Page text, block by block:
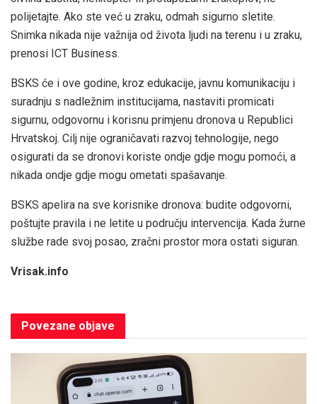
polijetajte. Ako ste već u zraku, odmah sigurno sletite.
Snimka nikada nije važnija od života ljudi na terenu i u zraku,
prenosi ICT Business.
BSKS će i ove godine, kroz edukacije, javnu komunikaciju i
suradnju s nadležnim institucijama, nastaviti promicati
sigurnu, odgovornu i korisnu primjenu dronova u Republici
Hrvatskoj. Cilj nije ograničavati razvoj tehnologije, nego
osigurati da se dronovi koriste ondje gdje mogu pomoći, a
nikada ondje gdje mogu ometati spašavanje.
BSKS apelira na sve korisnike dronova: budite odgovorni,
poštujte pravila i ne letite u području intervencija. Kada žurne
službe rade svoj posao, zračni prostor mora ostati siguran.
Vrisak.info
Povezane objave